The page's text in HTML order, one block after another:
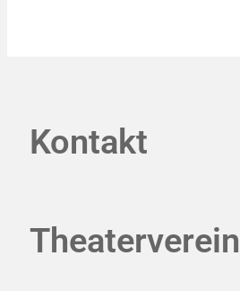
Kontakt
Theaterverein